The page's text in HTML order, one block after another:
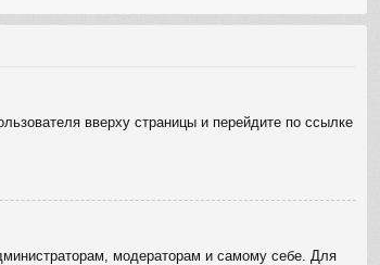
вверху страницы и перейдите по ссылке
модераторам и самому себе. Для